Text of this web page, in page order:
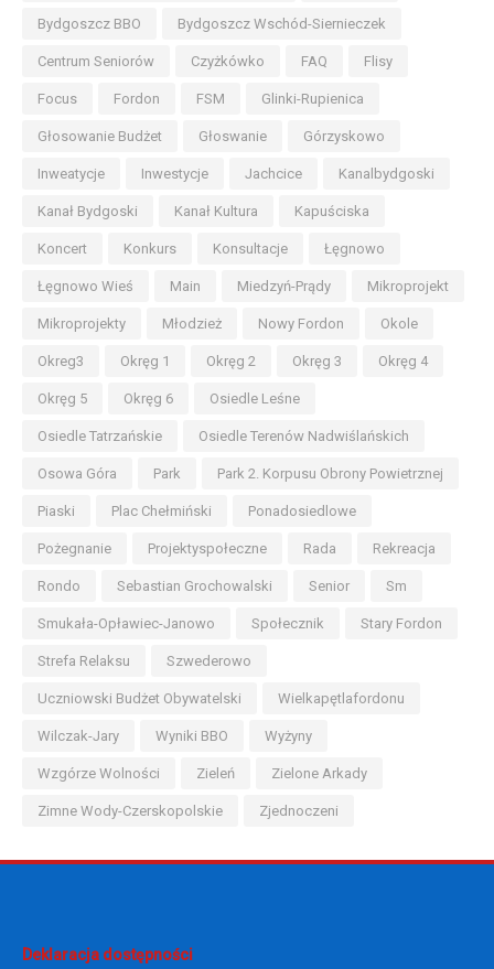
Bydgoszcz BBO Bydgoszcz Wschód-Siernieczek
Centrum Seniorów Czyżkówko FAQ Flisy
Focus Fordon FSM Glinki-Rupienica
Głosowanie Budżet Głoswanie Górzyskowo
Inweatycje Inwestycje Jachcice Kanalbydgoski
Kanał Bydgoski Kanał Kultura Kapuściska
Koncert Konkurs Konsultacje Łęgnowo
Łęgnowo Wieś Main Miedzyń-Prądy Mikroprojekt
Mikroprojekty Młodzież Nowy Fordon Okole
Okreg3 Okręg 1 Okręg 2 Okręg 3 Okręg 4
Okręg 5 Okręg 6 Osiedle Leśne
Osiedle Tatrzańskie Osiedle Terenów Nadwiślańskich
Osowa Góra Park Park 2. Korpusu Obrony Powietrznej
Piaski Plac Chełmiński Ponadosiedlowe
Pożegnanie Projektyspołeczne Rada Rekreacja
Rondo Sebastian Grochowalski Senior Sm
Smukała-Opławiec-Janowo Społecznik Stary Fordon
Strefa Relaksu Szwederowo
Uczniowski Budżet Obywatelski Wielkapętlafordonu
Wilczak-Jary Wyniki BBO Wyżyny
Wzgórze Wolności Zieleń Zielone Arkady
Zimne Wody-Czerskopolskie Zjednoczeni
Deklaracja dostępności